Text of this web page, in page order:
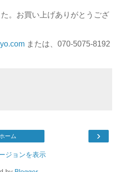
。お買い上げありがとうござ
または、070-5075-8192
›
ホーム
ジョンを表示